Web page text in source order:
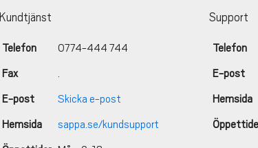
Kundtjänst
Telefon 0774-444 744
Fax .
E-post Skicka e-post
Hemsida sappa.se/kundsupport
Support
Telefon
E-post
Hemsida